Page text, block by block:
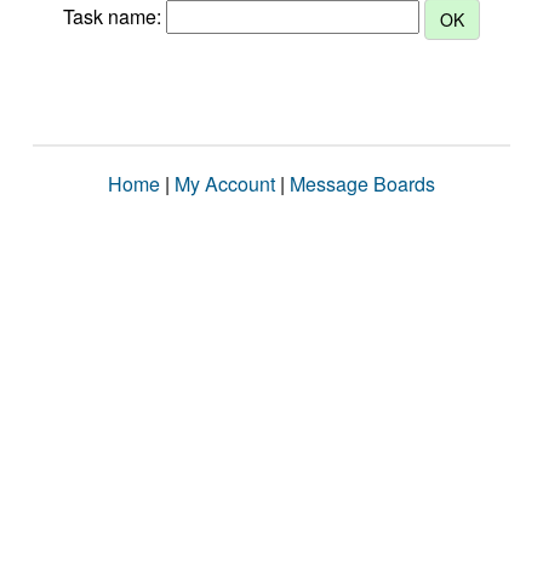
Task name:
Home | My Account | Message Boards